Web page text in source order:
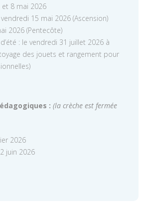
8 mai 2026
15 mai 2026 (Ascension)
2026 (Pentecôte)
: le vendredi 31 juillet 2026 à
des jouets et rangement pour
: (la crèche est fermée
2026
juin 2026